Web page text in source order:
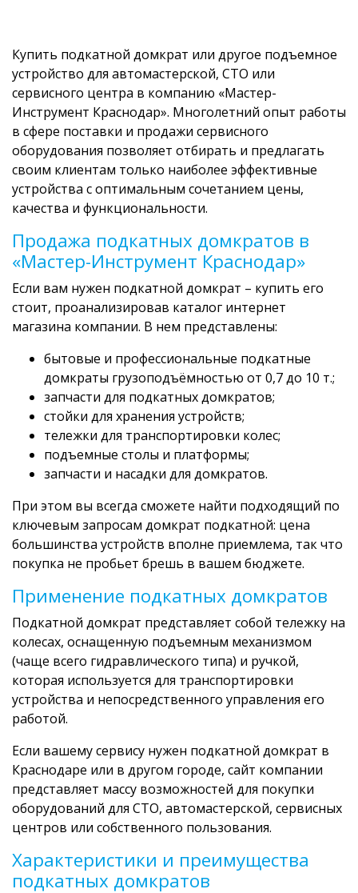
Купить подкатной домкрат или другое подъемное
устройство для автомастерской, СТО или
сервисного центра в компанию «Мастер-
Инструмент Краснодар». Многолетний опыт работы
в сфере поставки и продажи сервисного
оборудования позволяет отбирать и предлагать
своим клиентам только наиболее эффективные
устройства с оптимальным сочетанием цены,
качества и функциональности.
Продажа подкатных домкратов в
«Мастер-Инструмент Краснодар»
Если вам нужен подкатной домкрат – купить его
стоит, проанализировав каталог интернет
магазина компании. В нем представлены:
бытовые и профессиональные подкатные
домкраты грузоподъёмностью от 0,7 до 10 т.;
запчасти для подкатных домкратов;
стойки для хранения устройств;
тележки для транспортировки колес;
подъемные столы и платформы;
запчасти и насадки для домкратов.
При этом вы всегда сможете найти подходящий по
ключевым запросам домкрат подкатной: цена
большинства устройств вполне приемлема, так что
покупка не пробьет брешь в вашем бюджете.
Применение подкатных домкратов
Подкатной домкрат представляет собой тележку на
колесах, оснащенную подъемным механизмом
(чаще всего гидравлического типа) и ручкой,
которая используется для транспортировки
устройства и непосредственного управления его
работой.
Если вашему сервису нужен подкатной домкрат в
Краснодаре или в другом городе, сайт компании
представляет массу возможностей для покупки
оборудований для СТО, автомастерской, сервисных
центров или собственного пользования.
Характеристики и преимущества
подкатных домкратов